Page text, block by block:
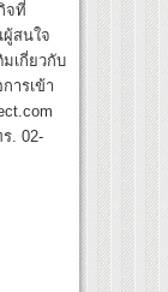
จที่
ผู้สนใจ
เกี่ยวกับ
ารเข้า
. 02-